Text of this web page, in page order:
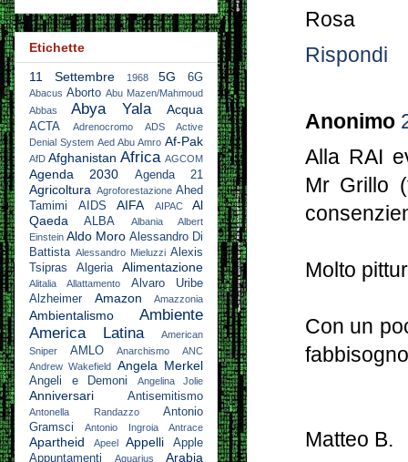
Rosa
Rispondi
Anonimo
Alla RAI
Mr Grillo
Molto
Con un
Matteo B.
Etichette
11 Settembre
1968 5G 6G
Abacus Aborto Abu Mazen/Mahmoud
Abbas
Abya Yala Acqua
ACTA Adrenocromo
ADS Active
Denial System Aed Abu Amro Af-Pak
AfD Afghanistan Africa AGCOM
Agenda 2030 Agenda 21
Agricoltura Agroforestazione Ahed
Tamimi
AIDS AIFA AIPAC
Al
Qaeda
ALBA Albania
Albert
Einstein Aldo Moro Alessandro Di
Battista Alessandro Mieluzzi Alexis
Tsipras
Algeria Alimentazione
Alitalia Allattamento
Alvaro Uribe
Alzheimer
Amazon Amazzonia
Ambientalismo
Ambiente
America Latina
American
Sniper
AMLO Anarchismo
ANC
Andrew Wakefield Angela Merkel
Angeli e Demoni Angelina Jolie
Anniversari Antisemitismo
Antonella Randazzo
Antonio
Gramsci
Antonio Ingroia Antrace
Apartheid Apeel Appelli
Apple
Appuntamenti
Aquarius Arabia